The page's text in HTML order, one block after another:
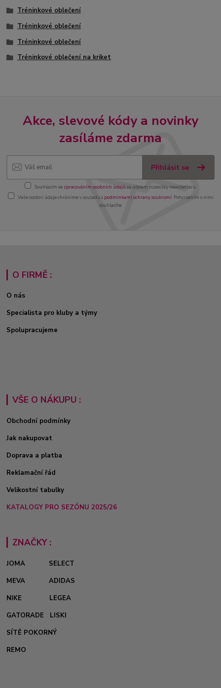
Tréninkové oblečení
Tréninkové oblečení
Tréninkové oblečení
Tréninkové oblečení na kriket
Akce, slevové kódy a novinky
zasíláme zdarma
Přihlásit se
Souhlasím se zpracováním osobních údajůza účelem rozesílky newsletteru.
Vaše osobní údaje chráníme v souladu s podmínkami ochrany soukromí. Potvrzením s nimi
souhlasíte.
O FIRMĚ :
O nás
Specialista pro kluby a týmy
Spolupracujeme
VŠE O NÁKUPU :
Obchodní podmínky
Jak nakupovat
Doprava a platba
Reklamační řád
Velikostní tabulky
KATALOGY PRO SEZÓNU 2025/26
ZNAČKY :
JOMA
SELECT
MEVA
ADIDAS
NIKE
LEGEA
GATORADE
LISKI
SÍTĚ POKORNÝ
REMO